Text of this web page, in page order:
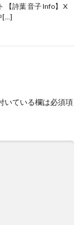
【詩葉 音子 Info】 X
[…]
いている欄は必須項